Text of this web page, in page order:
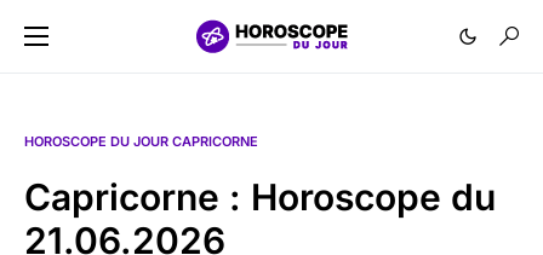
HOROSCOPE DU JOUR CAPRICORNE
Capricorne : Horoscope du
21.06.2026